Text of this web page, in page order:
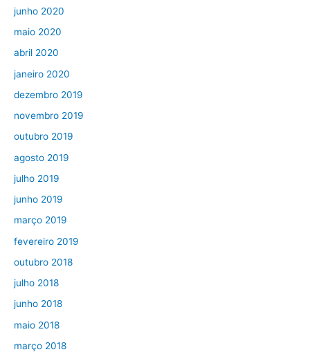
junho 2020
maio 2020
abril 2020
janeiro 2020
dezembro 2019
novembro 2019
outubro 2019
agosto 2019
julho 2019
junho 2019
março 2019
fevereiro 2019
outubro 2018
julho 2018
junho 2018
maio 2018
março 2018